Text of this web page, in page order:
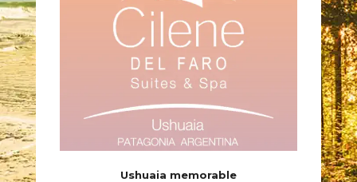
Ushuaia memorable